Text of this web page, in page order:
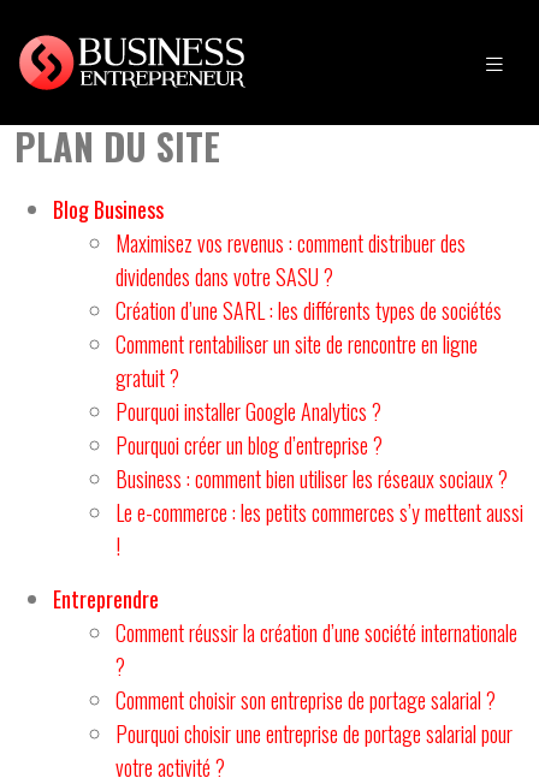
PLAN DU SITE
Blog Business
Maximisez vos revenus : comment distribuer des
dividendes dans votre SASU ?
Création d’une SARL : les différents types de sociétés
Comment rentabiliser un site de rencontre en ligne
gratuit ?
Pourquoi installer Google Analytics ?
Pourquoi créer un blog d’entreprise ?
Business : comment bien utiliser les réseaux sociaux ?
Le e-commerce : les petits commerces s’y mettent aussi
!
Entreprendre
Comment réussir la création d’une société internationale
?
Comment choisir son entreprise de portage salarial ?
Pourquoi choisir une entreprise de portage salarial pour
votre activité ?